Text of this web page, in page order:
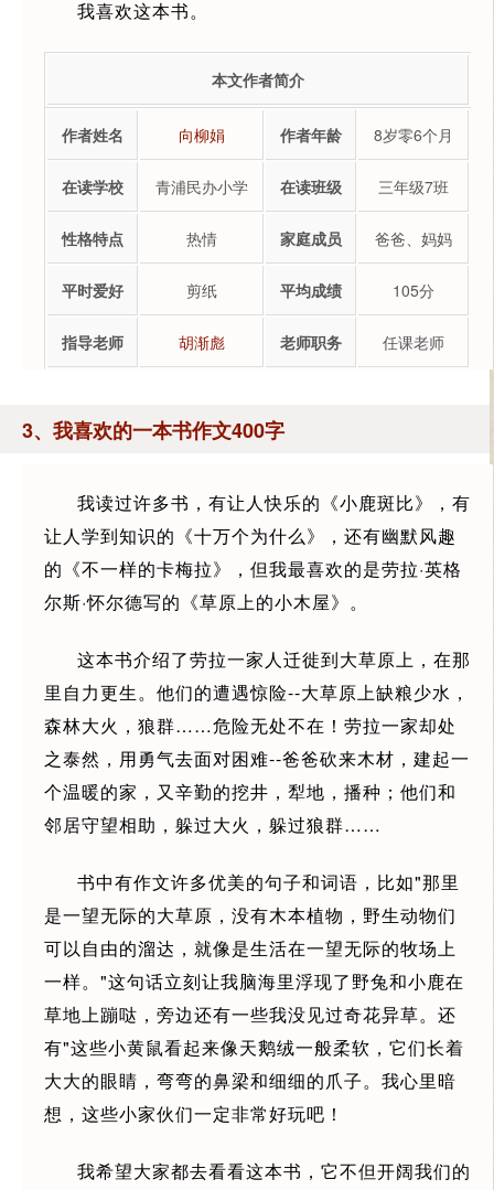
我喜欢这本书。
本文作者简介
作者姓名 向柳娟 作者年龄 8岁零6个月
在读学校 青浦民办小学 在读班级 三年级7班
性格特点 热情 家庭成员 爸爸、妈妈
平时爱好 剪纸 平均成绩 105分
指导老师 胡渐彪 老师职务 任课老师
3、我喜欢的一本书作文400字
我读过许多书，有让人快乐的《小鹿斑比》，有
让人学到知识的《十万个为什么》，还有幽默风趣
的《不一样的卡梅拉》，但我最喜欢的是劳拉·英格
尔斯·怀尔德写的《草原上的小木屋》。
这本书介绍了劳拉一家人迁徙到大草原上，在那
里自力更生。他们的遭遇惊险--大草原上缺粮少水，
森林大火，狼群……危险无处不在！劳拉一家却处
之泰然，用勇气去面对困难--爸爸砍来木材，建起一
个温暖的家，又辛勤的挖井，犁地，播种；他们和
邻居守望相助，躲过大火，躲过狼群……
书中有作文许多优美的句子和词语，比如"那里
是一望无际的大草原，没有木本植物，野生动物们
可以自由的溜达，就像是生活在一望无际的牧场上
一样。"这句话立刻让我脑海里浮现了野兔和小鹿在
草地上蹦哒，旁边还有一些我没见过奇花异草。还
有"这些小黄鼠看起来像天鹅绒一般柔软，它们长着
大大的眼睛，弯弯的鼻梁和细细的爪子。我心里暗
想，这些小家伙们一定非常好玩吧！
我希望大家都去看看这本书，它不但开阔我们的